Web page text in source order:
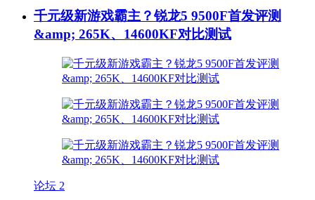
千元级新游戏霸主？锐龙5 9500F首发评测
&amp; 265K、14600KF对比测试
论坛 2